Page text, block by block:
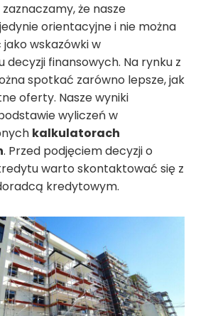
że nasze
orientacyjne i nie można
wskazówki w
decyzji finansowych. Na rynku z
spotkać zarówno lepsze, jak
oferty. Nasze wyniki
wyliczeń w
kalkulatorach
. Przed podjęciem decyzji o
warto skontaktować się z
kredytowym.